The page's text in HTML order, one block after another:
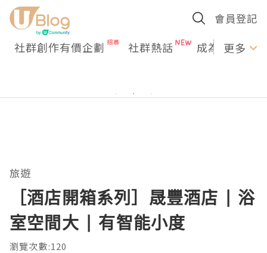
會員登記
社群創作有價企劃 社群熱話 成為U更多
旅遊
［酒店開箱系列］晟豐酒店 | 浴
室空間大 | 有智能小度
瀏覽次數:120